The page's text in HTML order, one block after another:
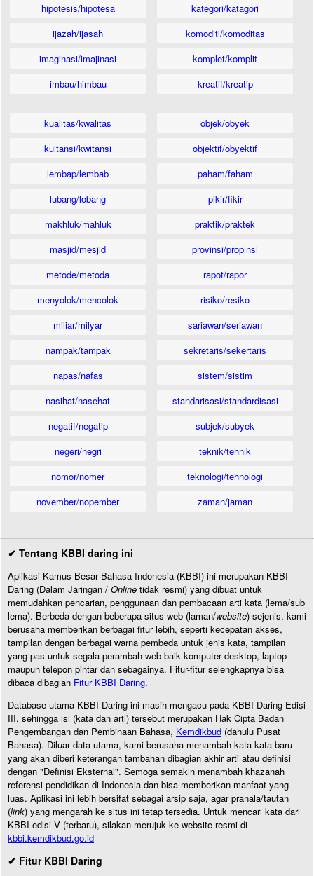
hipotesis/hipotesa
ijazah/ijasah
imaginasi/imajinasi
imbau/himbau
kategori/katagori
komoditi/komoditas
komplet/komplit
kreatif/kreatip
kualitas/kwalitas
kuitansi/kwitansi
lembap/lembab
lubang/lobang
makhluk/mahluk
masjid/mesjid
metode/metoda
menyolok/mencolok
miliar/milyar
nampak/tampak
napas/nafas
nasihat/nasehat
negatif/negatip
negeri/negri
nomor/nomer
november/nopember
objek/obyek
objektif/obyektif
paham/faham
pikir/fikir
praktik/praktek
provinsi/propinsi
rapot/rapor
risiko/resiko
sariawan/seriawan
sekretaris/sekertaris
sistem/sistim
standarisasi/standardisasi
subjek/subyek
teknik/tehnik
teknologi/tehnologi
zaman/jaman
✔ Tentang KBBI daring ini
Aplikasi Kamus Besar Bahasa Indonesia (KBBI) ini merupakan KBBI
Daring (Dalam Jaringan / Online tidak resmi) yang dibuat untuk
memudahkan pencarian, penggunaan dan pembacaan arti kata (lema/sub
lema). Berbeda dengan beberapa situs web (laman/website) sejenis, kami
berusaha memberikan berbagai fitur lebih, seperti kecepatan akses,
tampilan dengan berbagai warna pembeda untuk jenis kata, tampilan
yang pas untuk segala perambah web baik komputer desktop, laptop
maupun telepon pintar dan sebagainya. Fitur-fitur selengkapnya bisa
dibaca dibagian Fitur KBBI Daring.
Database utama KBBI Daring ini masih mengacu pada KBBI Daring Edisi
III, sehingga isi (kata dan arti) tersebut merupakan Hak Cipta Badan
Pengembangan dan Pembinaan Bahasa, Kemdikbud (dahulu Pusat
Bahasa). Diluar data utama, kami berusaha menambah kata-kata baru
yang akan diberi keterangan tambahan dibagian akhir arti atau definisi
dengan "Definisi Eksternal". Semoga semakin menambah khazanah
referensi pendidikan di Indonesia dan bisa memberikan manfaat yang
luas. Aplikasi ini lebih bersifat sebagai arsip saja, agar pranala/tautan
(link) yang mengarah ke situs ini tetap tersedia. Untuk mencari kata dari
KBBI edisi V (terbaru), silakan merujuk ke website resmi di
kbbi.kemdikbud.go.id
✔ Fitur KBBI Daring